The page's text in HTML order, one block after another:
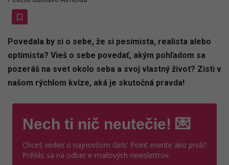
Povedala by si o sebe, že si pesimista, realista alebo
optimista? Vieš o sebe povedať, akým pohľadom sa
pozeráš na svet okolo seba a svoj vlastný život? Zisti v
našom rýchlom kvíze, aká je skutočná pravda!
Nech ti nič neutečie! 💌
Chceš vedieť o najnovšom Girls' Point evente ako prvá?
Prihlás sa na odber e-mailových newslettrov.